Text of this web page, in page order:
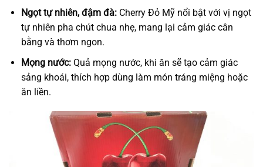
Ngọt tự nhiên, đậm đà:Cherry Đỏ Mỹ nổi bật với vị ngọt
tự nhiên pha chút chua nhẹ, mang lại cảm giác cân
bằng và thơm ngon.
Mọng nước:Quả mọng nước, khi ăn sẽ tạo cảm giác
sảng khoái, thích hợp dùng làm món tráng miệng hoặc
ăn liền.